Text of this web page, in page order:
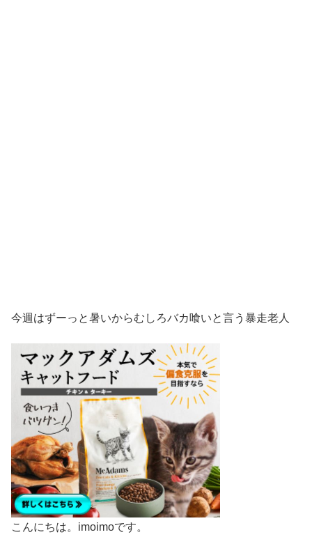
今週はずーっと暑いからむしろバカ喰いと言う暴走老人
こんにちは。imoimoです。